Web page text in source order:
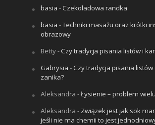
basia -Czekoladowa randka
basia -Techniki masażu oraz krótki
obrazowy
Betty-Czy tradycja pisania listów i
Gabrysia -Czy tradycja pisania listów
zanika?
Aleksandra -Łysienie – problem
Aleksandra - Związek jest jak sok
jeśli nie ma chemii to jest